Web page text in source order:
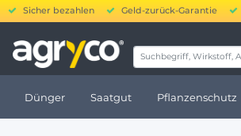
Sicher bezahlen Geld-zurück-Garantie
Dünger Saatgut Pflanzenschutz